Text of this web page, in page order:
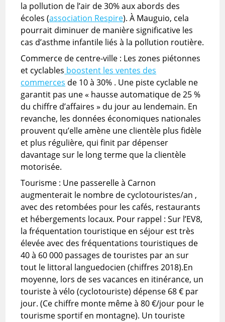
la pollution de l’air de 30% aux abords des
écoles (association Respire). À Mauguio, cela
pourrait diminuer de manière significative les
cas d’asthme infantile liés à la pollution routière.
Commerce de centre-ville : Les zones piétonnes
et cyclables boostent les ventes des
commerces de 10 à 30% . Une piste cyclable ne
garantit pas une « hausse automatique de 25 %
du chiffre d’affaires » du jour au lendemain. En
revanche, les données économiques nationales
prouvent qu’elle amène une clientèle plus fidèle
et plus régulière, qui finit par dépenser
davantage sur le long terme que la clientèle
motorisée.
Tourisme : Une passerelle à Carnon
augmenterait le nombre de cyclotouristes/an ,
avec des retombées pour les cafés, restaurants
et hébergements locaux. Pour rappel : Sur l’EV8,
la fréquentation touristique en séjour est très
élevée avec des fréquentations touristiques de
40 à 60 000 passages de touristes par an sur
tout le littoral languedocien (chiffres 2018).En
moyenne, lors de ses vacances en itinérance, un
touriste à vélo (cyclotouriste) dépense 68 € par
jour. (Ce chiffre monte même à 80 €/jour pour le
tourisme sportif en montagne). Un touriste